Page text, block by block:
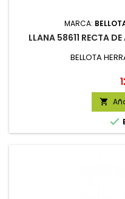
MARCA:
LLANA 58611 RECTA
BELLOTA

